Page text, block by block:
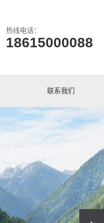
热线电话：
18615000088
联系我们